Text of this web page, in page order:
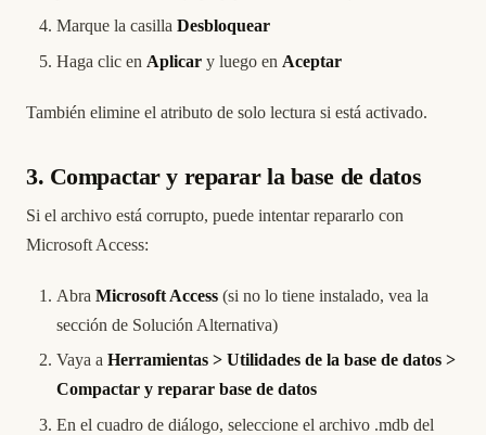
Marque la casilla Desbloquear
Haga clic en Aplicar y luego en Aceptar
También elimine el atributo de solo lectura si está activado.
3. Compactar y reparar la base de datos
Si el archivo está corrupto, puede intentar repararlo con
Microsoft Access:
Abra Microsoft Access (si no lo tiene instalado, vea la
sección de Solución Alternativa)
Vaya a Herramientas > Utilidades de la base de datos >
Compactar y reparar base de datos
En el cuadro de diálogo, seleccione el archivo .mdb del